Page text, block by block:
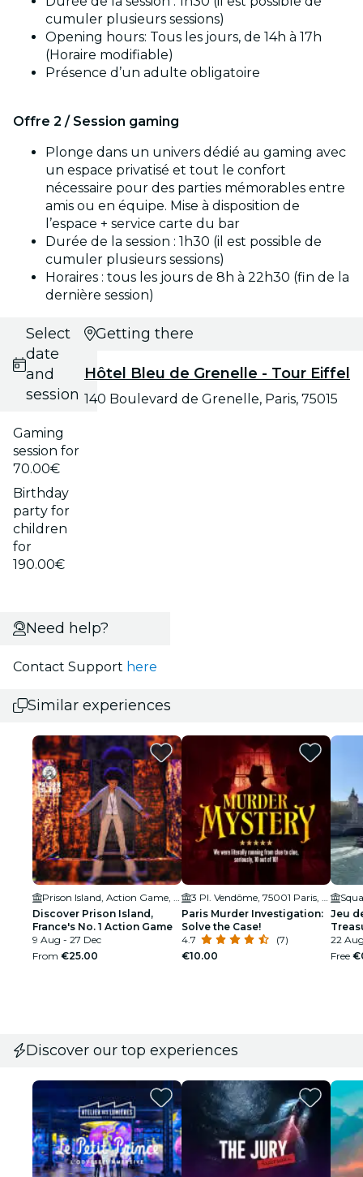
cumuler plusieurs sessions)
Opening hours: Tous les jours, de 14h à 17h
(Horaire modifiable)
Présence d’un adulte obligatoire
Offre 2 / Session gaming
Plonge dans un univers dédié au gaming avec
un espace privatisé et tout le confort
nécessaire pour des parties mémorables entre
amis ou en équipe. Mise à disposition de
l’espace + service carte du bar
Durée de la session : 1h30 (il est possible de
cumuler plusieurs sessions)
Horaires : tous les jours de 8h à 22h30 (fin de la
dernière session)
Select
date
and
session
Gaming
session for
70.00€
Birthday
party for
children
for
190.00€
Getting there
Hôtel Bleu de Grenelle - Tour Eiffel
140 Boulevard de Grenelle, Paris, 75015
Need help?
Contact Support here
Similar experiences
Discover Prison Island,
France's No. 1 Action Game
9 Aug - 27 Dec
From €25.00
Paris Murder Investigation:
Solve the Case!
4.7
(7)
€10.00
Jeu
22
Free
Discover our top experiences